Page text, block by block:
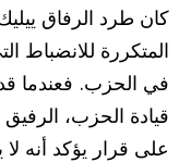
كان طرد الرفاق ييليك
المتكررة للانضباط
في الحزب. فعندما
قيادة الحزب،
على قرار يؤكد أنه